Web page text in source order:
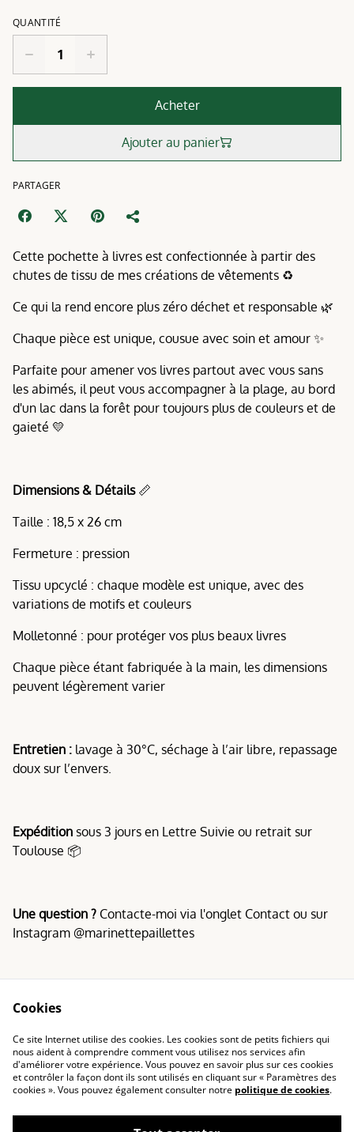
QUANTITÉ
Acheter
Ajouter au panier
PARTAGER
Cette pochette à livres est confectionnée à partir des
chutes de tissu de mes créations de vêtements ♻️
Ce qui la rend encore plus zéro déchet et responsable 🌿
Chaque pièce est unique, cousue avec soin et amour ✨
Parfaite pour amener vos livres partout avec vous sans
les abimés, il peut vous accompagner à la plage, au bord
d'un lac dans la forêt pour toujours plus de couleurs et de
gaieté 💛
Dimensions & Détails 📏
Taille : 18,5 x 26 cm
Fermeture : pression
Tissu upcyclé : chaque modèle est unique, avec des
variations de motifs et couleurs
Molletonné : pour protéger vos plus beaux livres
Chaque pièce étant fabriquée à la main, les dimensions
peuvent légèrement varier
Entretien : lavage à 30°C, séchage à l’air libre, repassage
doux sur l’envers.
Expédition sous 3 jours en Lettre Suivie ou retrait sur
Toulouse 📦
Une question ? Contacte-moi via l'onglet Contact ou sur
Instagram @marinettepaillettes
Conditions
Politique de
confidentialité
Politique de cookies
Cookies
Ce site Internet utilise des cookies. Les cookies sont de petits fichiers qui
nous aident à comprendre comment vous utilisez nos services afin
d'améliorer votre expérience. Vous pouvez en savoir plus sur ces cookies
et contrôler la façon dont ils sont utilisés en cliquant sur « Paramètres des
cookies ». Vous pouvez également consulter notre politique de cookies.